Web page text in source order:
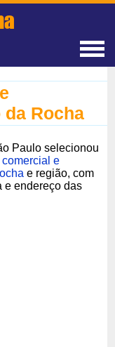
Rocha
Paulo selecionou
e
e região, com
e endereço das